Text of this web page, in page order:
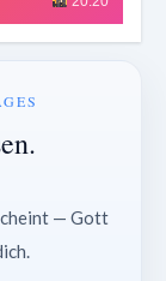
— Gott